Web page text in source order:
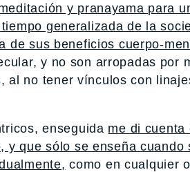
y pranayama para
generalizada de la
de sus beneficios cuerpo-
y no son arropadas por
al no tener vínculos con
enseguida me di cuenta
que sólo se enseña cuando
como en cualquier